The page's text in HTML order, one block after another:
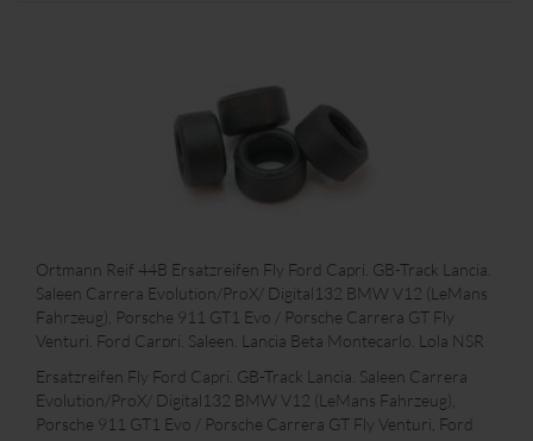
Ortmann Reif 44B Ersatzreifen Fly Ford Capri. GB-Track Lancia.
Saleen Carrera Evolution/ProX/ Digital132 BMW V12 (LeMans
Fahrzeug), Porsche 911 GT1 Evo / Porsche Carrera GT Fly
Venturi, Ford Carpri, Saleen, Lancia Beta Montecarlo, Lola NSR
Ersatzreifen Fly Ford Capri. GB-Track Lancia. Saleen Carrera
Evolution/ProX/ Digital132 BMW V12 (LeMans Fahrzeug),
Porsche 911 GT1 Evo / Porsche Carrera GT Fly Venturi, Ford